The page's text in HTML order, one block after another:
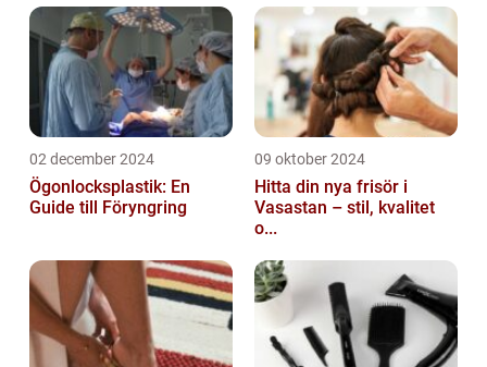
02 december 2024
Ögonlocksplastik: En
Guide till Föryngring
09 oktober 2024
Hitta din nya frisör i
Vasastan – stil, kvalitet
o...